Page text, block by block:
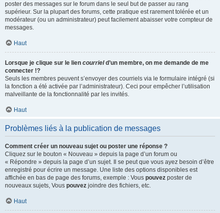
poster des messages sur le forum dans le seul but de passer au rang
supérieur. Sur la plupart des forums, cette pratique est rarement tolérée et un
modérateur (ou un administrateur) peut facilement abaisser votre compteur de
messages.
Haut
Lorsque je clique sur le lien courrield’un membre, on me demande de me
connecter !?
Seuls les membres peuvent s’envoyer des courriels via le formulaire intégré (si
la fonction a été activée par l’administrateur). Ceci pour empêcher l’utilisation
malveillante de la fonctionnalité par les invités.
Haut
Problèmes liés à la publication de messages
Comment créer un nouveau sujet ou poster une réponse ?
Cliquez sur le bouton « Nouveau » depuis la page d’un forum ou
« Répondre » depuis la page d’un sujet. Il se peut que vous ayez besoin d’être
enregistré pour écrire un message. Une liste des options disponibles est
affichée en bas de page des forums, exemple : Vous pouvez poster de
nouveaux sujets, Vous pouvez joindre des fichiers, etc.
Haut